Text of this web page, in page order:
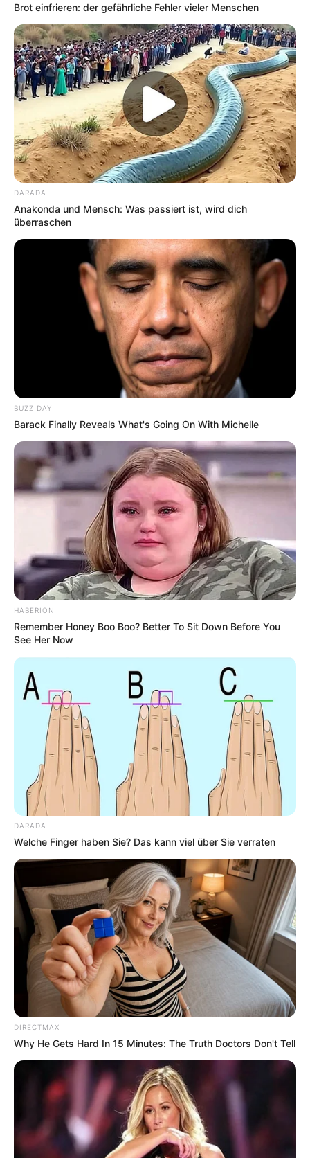
Brot einfrieren: der gefährliche Fehler vieler Menschen
DARADA
Anakonda und Mensch: Was passiert ist, wird dich
überraschen
BUZZ DAY
Barack Finally Reveals What's Going On With Michelle
HABERION
Remember Honey Boo Boo? Better To Sit Down Before You
See Her Now
DARADA
Welche Finger haben Sie? Das kann viel über Sie verraten
DIRECTMAX
Why He Gets Hard In 15 Minutes: The Truth Doctors Don't Tell